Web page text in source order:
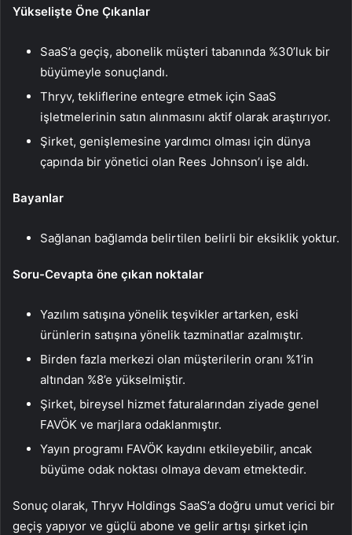
Yükselişte Öne Çıkanlar
SaaS’a geçiş, abonelik müşteri tabanında %30’luk bir
büyümeyle sonuçlandı.
Thryv, tekliflerine entegre etmek için SaaS
işletmelerinin satın alınmasını aktif olarak araştırıyor.
Şirket, genişlemesine yardımcı olması için dünya
çapında bir yönetici olan Rees Johnson’ı işe aldı.
Bayanlar
Sağlanan bağlamda belirtilen belirli bir eksiklik yoktur.
Soru-Cevapta öne çıkan noktalar
Yazılım satışına yönelik teşvikler artarken, eski
ürünlerin satışına yönelik tazminatlar azalmıştır.
Birden fazla merkezi olan müşterilerin oranı %1’in
altından %8’e yükselmiştir.
Şirket, bireysel hizmet faturalarından ziyade genel
FAVÖK ve marjlara odaklanmıştır.
Yayın programı FAVÖK kaydını etkileyebilir, ancak
büyüme odak noktası olmaya devam etmektedir.
Sonuç olarak, Thryv Holdings SaaS’a doğru umut verici bir
geçiş yapıyor ve güçlü abone ve gelir artışı şirket için